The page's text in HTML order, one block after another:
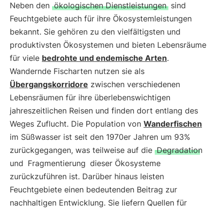
Neben den ökologischen Dienstleistungen sind
Feuchtgebiete auch für ihre Ökosystemleistungen
bekannt. Sie gehören zu den vielfältigsten und
produktivsten Ökosystemen und bieten Lebensräume
für viele bedrohte und endemische Arten.
Wandernde Fischarten nutzen sie als
Übergangskorridore zwischen verschiedenen
Lebensräumen für ihre überlebenswichtigen
jahreszeitlichen Reisen und finden dort entlang des
Weges Zuflucht. Die Population von Wanderfischen
im Süßwasser ist seit den 1970er Jahren um 93%
zurückgegangen, was teilweise auf die Degradation
und Fragmentierung dieser Ökosysteme
zurückzuführen ist. Darüber hinaus leisten
Feuchtgebiete einen bedeutenden Beitrag zur
nachhaltigen Entwicklung. Sie liefern Quellen für